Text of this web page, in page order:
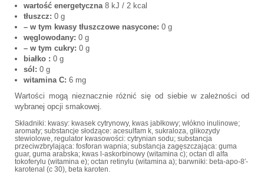
wartość energetyczna 8 kJ / 2 kcal
tłuszcz: 0 g
– w tym kwasy tłuszczowe nasycone: 0 g
węglowodany: 0 g
– w tym cukry: 0 g
białko : 0 g
sól: 0 g
witamina C: 6 mg
Wartości mogą nieznacznie różnić się od siebie w zależności od
wybranej opcji smakowej.
Składniki: kwasy: kwasek cytrynowy, kwas jabłkowy; włókno inulinowe;
aromaty; substancje słodzące: acesulfam k, sukraloza, glikozydy
stewiolowe, regulator kwasowości: cytrynian sodu; substancja
przeciwzbrylająca: fosforan wapnia; substancja zagęszczająca: guma
guar, guma arabska; kwas l-askorbinowy (witamina c); octan dl alfa
tokoferylu (witamina e); octan retinylu (witamina a); barwniki: beta-apo-8′-
karotenal (c 30), beta karoten.